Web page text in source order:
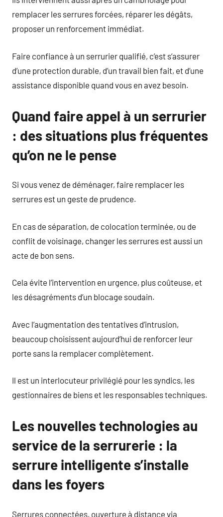
remplacer les serrures forcées, réparer les dégâts,
proposer un renforcement immédiat.
Faire confiance à un serrurier qualifié, c’est s’assurer
d’une protection durable, d’un travail bien fait, et d’une
assistance disponible quand vous en avez besoin.
Quand faire appel à un serrurier
: des situations plus fréquentes
qu’on ne le pense
Si vous venez de déménager, faire remplacer les
serrures est un geste de prudence.
En cas de séparation, de colocation terminée, ou de
conflit de voisinage, changer les serrures est aussi un
acte de bon sens.
Cela évite l’intervention en urgence, plus coûteuse, et
les désagréments d’un blocage soudain.
Avec l’augmentation des tentatives d’intrusion,
beaucoup choisissent aujourd’hui de renforcer leur
porte sans la remplacer complètement.
Il est un interlocuteur privilégié pour les syndics, les
gestionnaires de biens et les responsables techniques.
Les nouvelles technologies au
service de la serrurerie : la
serrure intelligente s’installe
dans les foyers
Serrures connectées, ouverture à distance via